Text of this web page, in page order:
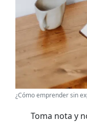
¿Cómo emprender sin
Toma nota y